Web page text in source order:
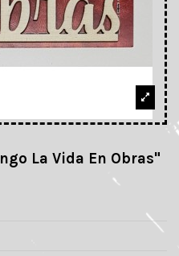
La Vida En Obras"